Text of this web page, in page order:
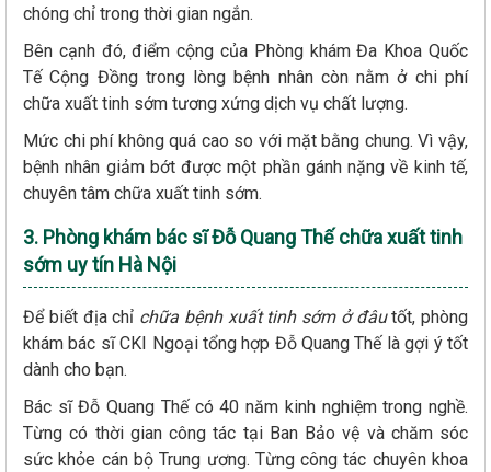
chóng chỉ trong thời gian ngắn.
Bên cạnh đó, điểm cộng của Phòng khám Đa Khoa Quốc
Tế Cộng Đồng trong lòng bệnh nhân còn nằm ở chi phí
chữa xuất tinh sớm tương xứng dịch vụ chất lượng.
Mức chi phí không quá cao so với mặt bằng chung. Vì vậy,
bệnh nhân giảm bớt được một phần gánh nặng về kinh tế,
chuyên tâm chữa xuất tinh sớm.
3. Phòng khám bác sĩ Đỗ Quang Thế chữa xuất tinh
sớm uy tín Hà Nội
Để biết địa chỉ chữa bệnh xuất tinh sớm ở đâutốt, phòng
khám bác sĩ CKI Ngoại tổng hợp Đỗ Quang Thế là gợi ý tốt
dành cho bạn.
Bác sĩ Đỗ Quang Thế có 40 năm kinh nghiệm trong nghề.
Từng có thời gian công tác tại Ban Bảo vệ và chăm sóc
sức khỏe cán bộ Trung ương. Từng công tác chuyên khoa